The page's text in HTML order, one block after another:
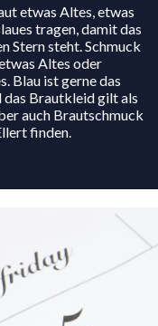
etwas Altes, etwas
tragen, damit das
Stern steht. Schmuck
Altes oder
Blau ist gerne das
Brautkleid gilt als
auch Brautschmuck
finden.